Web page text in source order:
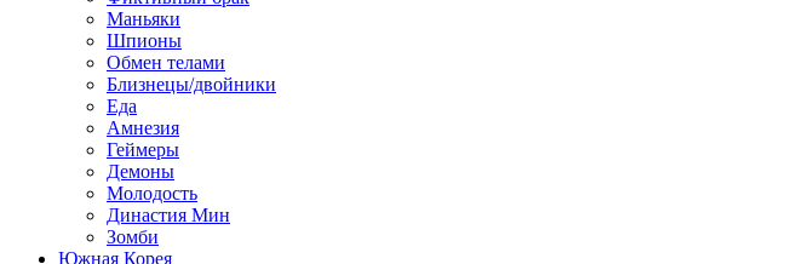
Маньяки
Шпионы
Обмен телами
Близнецы/двойники
Еда
Амнезия
Геймеры
Демоны
Молодость
Династия Мин
Зомби
Южная Корея